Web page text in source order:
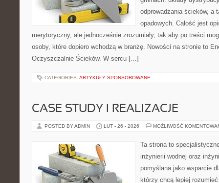
odprowadzania ścieków, a
opadowych. Całość jest
merytoryczny, ale jednocześnie zrozumiały, tak aby po treści
osoby, które dopiero wchodzą w branżę. Nowości na stronie to
Oczyszczalnie Ścieków. W sercu […]
CATEGORIES: ARTYKUŁY SPONSOROWANE
CASE STUDY I REALIZACJE
POSTED BY ADMIN LUT - 26 - 2026 MOŻLIWOŚĆ
Ta strona to
inżynierii wodnej oraz
pomyślana jako wsparcie
którzy chcą lepiej